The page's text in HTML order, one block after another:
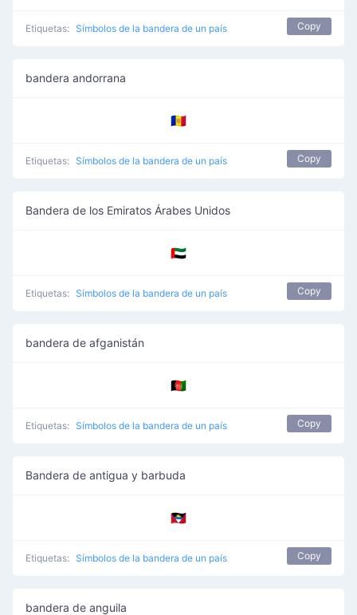
Etiquetas: Símbolos de la bandera de un país Copy
bandera andorrana
🇦🇩
Etiquetas: Símbolos de la bandera de un país Copy
Bandera de los Emiratos Árabes Unidos
🇦🇪
Etiquetas: Símbolos de la bandera de un país Copy
bandera de afganistán
🇦🇫
Etiquetas: Símbolos de la bandera de un país Copy
Bandera de antigua y barbuda
🇦🇬
Etiquetas: Símbolos de la bandera de un país Copy
bandera de anguila